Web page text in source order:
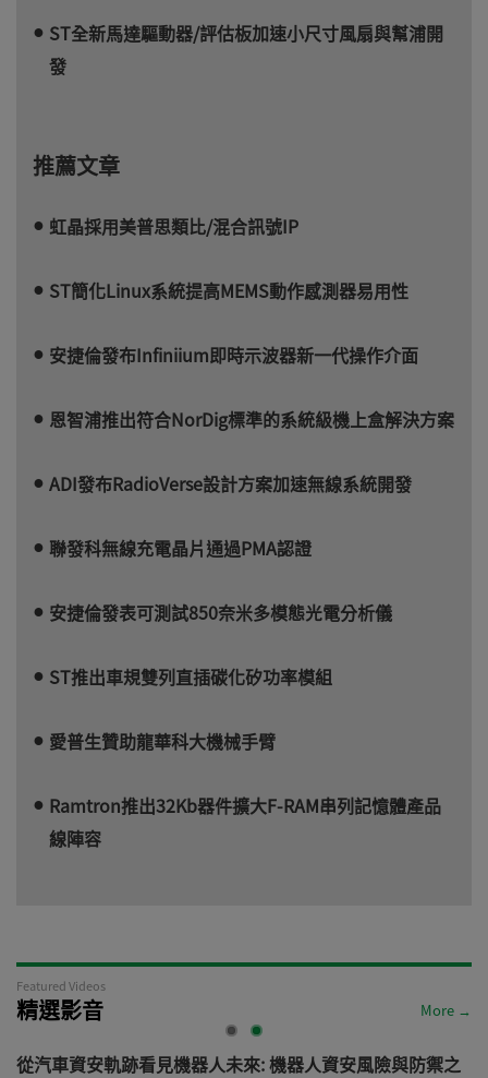
ST全新馬達驅動器/評估板加速小尺寸風扇與幫浦開
發
推薦文章
虹晶採用美普思類比/混合訊號IP
ST簡化Linux系統提高MEMS動作感測器易用性
安捷倫發布Infiniium即時示波器新一代操作介面
恩智浦推出符合NorDig標準的系統級機上盒解決方案
ADI發布RadioVerse設計方案加速無線系統開發
聯發科無線充電晶片通過PMA認證
安捷倫發表可測試850奈米多模態光電分析儀
ST推出車規雙列直插碳化矽功率模組
愛普生贊助龍華科大機械手臂
Ramtron推出32Kb器件擴大F-RAM串列記憶體產品
線陣容
Featured Videos
精選影音 More →
從汽車資安軌跡看見機器人未來: 機器人資安風險與防禦之